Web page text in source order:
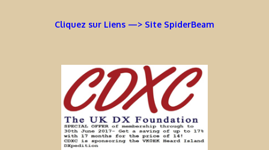
Cliquez sur Liens —> Site SpiderBeam